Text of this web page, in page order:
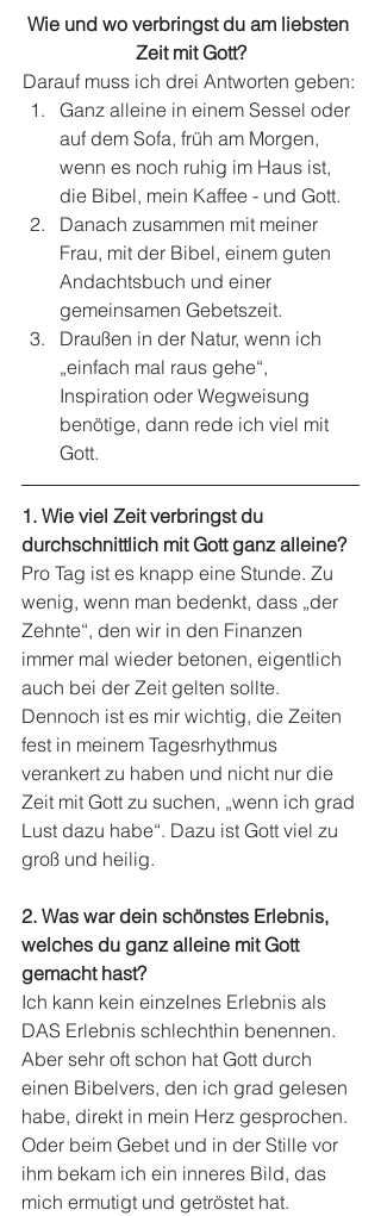
Wie und wo verbringst du am liebsten
Zeit mit Gott?
Darauf muss ich drei Antworten geben:
Ganz alleine in einem Sessel oder
auf dem Sofa, früh am Morgen,
wenn es noch ruhig im Haus ist,
die Bibel, mein Kaffee - und Gott.
Danach zusammen mit meiner
Frau, mit der Bibel, einem guten
Andachtsbuch und einer
gemeinsamen Gebetszeit.
Draußen in der Natur, wenn ich
„einfach mal raus gehe“,
Inspiration oder Wegweisung
benötige, dann rede ich viel mit
Gott.
1. Wie viel Zeit verbringst du
durchschnittlich mit Gott ganz alleine?
Pro Tag ist es knapp eine Stunde. Zu
wenig, wenn man bedenkt, dass „der
Zehnte“, den wir in den Finanzen
immer mal wieder betonen, eigentlich
auch bei der Zeit gelten sollte.
Dennoch ist es mir wichtig, die Zeiten
fest in meinem Tagesrhythmus
verankert zu haben und nicht nur die
Zeit mit Gott zu suchen, „wenn ich grad
Lust dazu habe“. Dazu ist Gott viel zu
groß und heilig.
2. Was war dein schönstes Erlebnis,
welches du ganz alleine mit Gott
gemacht hast?
Ich kann kein einzelnes Erlebnis als
DAS Erlebnis schlechthin benennen.
Aber sehr oft schon hat Gott durch
einen Bibelvers, den ich grad gelesen
habe, direkt in mein Herz gesprochen.
Oder beim Gebet und in der Stille vor
ihm bekam ich ein inneres Bild, das
mich ermutigt und getröstet hat.